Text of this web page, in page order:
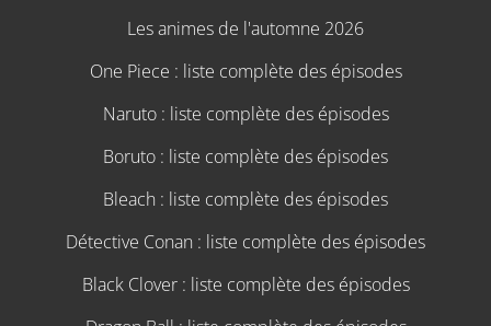
Les animes de l'automne 2026
One Piece : liste complète des épisodes
Naruto : liste complète des épisodes
Boruto : liste complète des épisodes
Bleach : liste complète des épisodes
Détective Conan : liste complète des épisodes
Black Clover : liste complète des épisodes